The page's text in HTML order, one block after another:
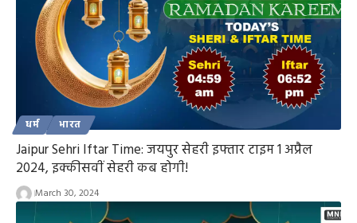
धर्म भारत
Jaipur Sehri Iftar Time: जयपुर सेहरी इफ्तार टाइम 1 अप्रैल
2024, इक्कीसवीं सेहरी कब होगी!
March 30, 2024